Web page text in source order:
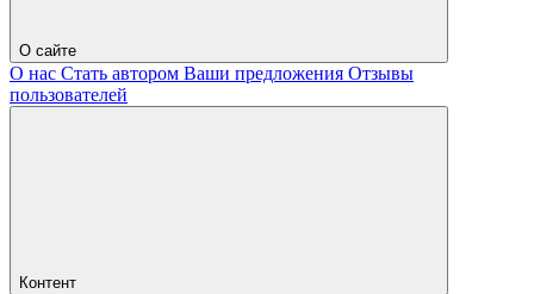
О сайте
О нас Стать автором Ваши предложения Отзывы
пользователей
Контент